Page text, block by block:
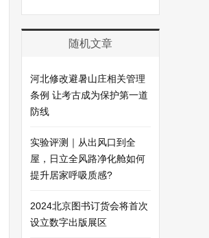
随机文章
河北修改避暑山庄相关管理
条例 让考古成为保护第一道
防线
实验评测｜从出风口到全
屋，日立全风路净化舱如何
提升居家呼吸质感?
2024北京图书订货会将首次
设立数字出版展区